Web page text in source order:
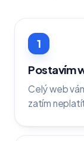
1
Postavím
Celý web
zatím